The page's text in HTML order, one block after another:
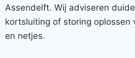
Assendelft. Wij adviseren
kortsluiting of storing oplossen
en netjes.